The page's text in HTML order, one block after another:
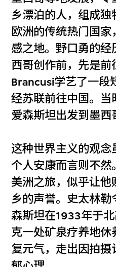
乡漂泊的人，组成
欧洲的传统热门国
感之地。野口勇的
西哥创作前，先是前
Brancusi学艺了一段
经苏联前往中国。
爱森斯坦出发到墨西
这种世界主义的观
个人安康而言则不然
美洲之旅，似乎让
乡的声誉。史太林
森斯坦在1933年于
克一处矿泉疗养地
复元气，走出因拍